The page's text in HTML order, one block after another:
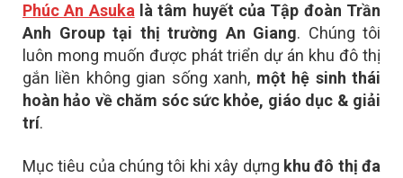
Phúc An Asuka là tâm huyết của Tập đoàn Trần
Anh Group tại thị trường An Giang. Chúng tôi
luôn mong muốn được phát triển dự án khu đô thị
gắn liền không gian sống xanh, một hệ sinh thái
hoàn hảo về chăm sóc sức khỏe, giáo dục & giải
trí.
Mục tiêu của chúng tôi khi xây dựng khu đô thị đa